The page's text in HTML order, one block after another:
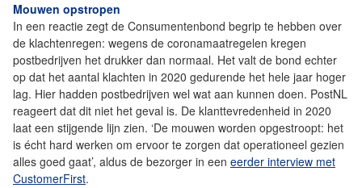
Mouwen opstropen
In een reactie zegt de Consumentenbond begrip te hebben over
de klachtenregen: wegens de coronamaatregelen kregen
postbedrijven het drukker dan normaal. Het valt de bond echter
op dat het aantal klachten in 2020 gedurende het hele jaar hoger
lag. Hier hadden postbedrijven wel wat aan kunnen doen. PostNL
reageert dat dit niet het geval is. De klanttevredenheid in 2020
laat een stijgende lijn zien. ‘De mouwen worden opgestroopt: het
is écht hard werken om ervoor te zorgen dat operationeel gezien
alles goed gaat’, aldus de bezorger in een eerder interview met
CustomerFirst.